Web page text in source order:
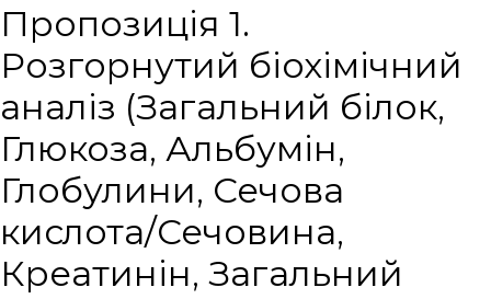
Пропозиція 1.
Розгорнутий біохімічний
аналіз (Загальний білок,
Глюкоза, Альбумін,
Глобулини, Сечова
кислота/Сечовина,
Креатинін, Загальний